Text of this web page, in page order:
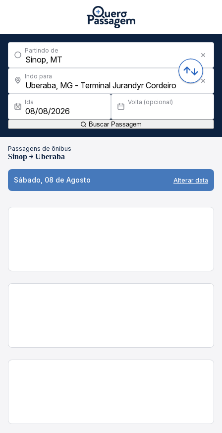
Partindo de
Indo para
Ida Volta (opcional)
Buscar Passagem
Passagens de ônibus
Sinop Uberaba
Sábado, 08 de Agosto Alterar data